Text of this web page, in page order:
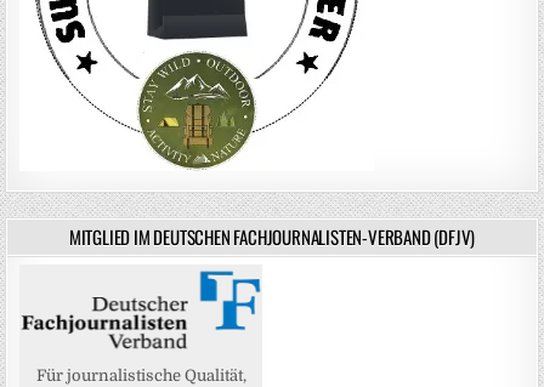
MITGLIED IM DEUTSCHEN FACHJOURNALISTEN-VERBAND (DFJV)
Für journalistische Qualität,